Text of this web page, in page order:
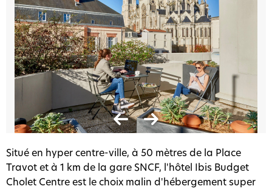
Situé en hyper centre-ville, à 50 mètres de la Place
Travot et à 1 km de la gare SNCF, l'hôtel Ibis Budget
Cholet Centre est le choix malin d'hébergement super